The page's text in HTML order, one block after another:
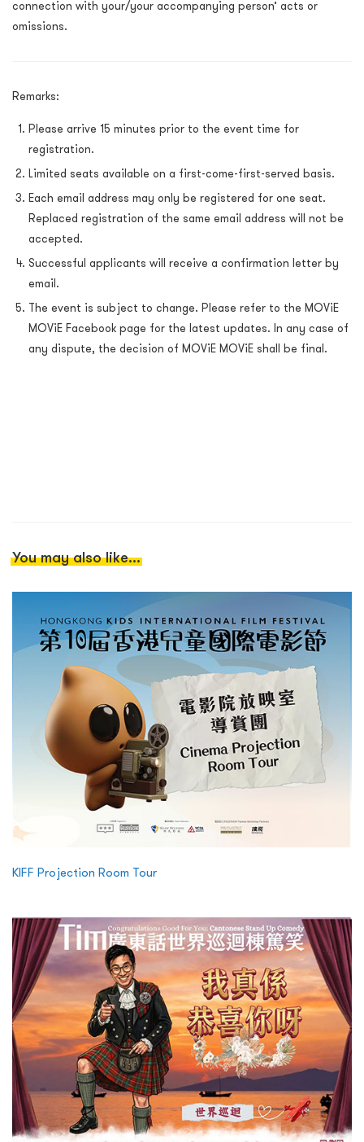
connection with your/your accompanying person’ acts or
omissions.
Remarks:
Please arrive 15 minutes prior to the event time for
registration.
Limited seats available on a first-come-first-served basis.
Each email address may only be registered for one seat.
Replaced registration of the same email address will not be
accepted.
Successful applicants will receive a confirmation letter by
email.
The event is subject to change. Please refer to the MOViE
MOViE Facebook page for the latest updates. In any case of
any dispute, the decision of MOViE MOViE shall be final.
You may also like...
KIFF Projection Room Tour